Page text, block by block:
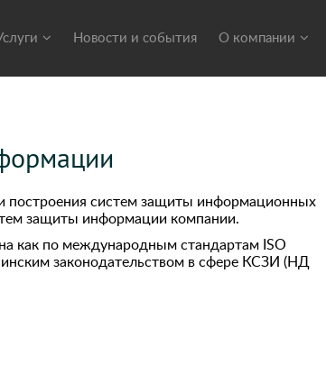
Новости и события О компании
построения систем защиты информационных
защиты информации компании.
как по международным стандартам ISO
законодательством в сфере КСЗИ (НД